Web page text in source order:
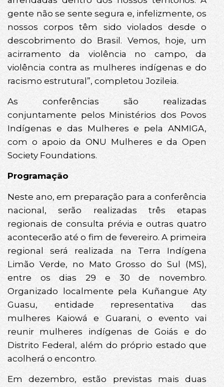
gente não se sente segura e, infelizmente, os
nossos corpos têm sido violados desde o
descobrimento do Brasil. Vemos, hoje, um
acirramento da violência no campo, da
violência contra as mulheres indígenas e do
racismo estrutural”, completou Jozileia.
As conferências são realizadas
conjuntamente pelos Ministérios dos Povos
Indígenas e das Mulheres e pela ANMIGA,
com o apoio da ONU Mulheres e da Open
Society Foundations.
Programação
Neste ano, em preparação para a conferência
nacional, serão realizadas três etapas
regionais de consulta prévia e outras quatro
acontecerão até o fim de fevereiro. A primeira
regional será realizada na Terra Indígena
Limão Verde, no Mato Grosso do Sul (MS),
entre os dias 29 e 30 de novembro.
Organizado localmente pela Kuñangue Aty
Guasu, entidade representativa das
mulheres Kaiowá e Guarani, o evento vai
reunir mulheres indígenas de Goiás e do
Distrito Federal, além do próprio estado que
acolherá o encontro.
Em dezembro, estão previstas mais duas